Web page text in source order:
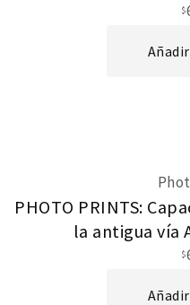
$
PHOTO PRINTS:
la antigua vía
$